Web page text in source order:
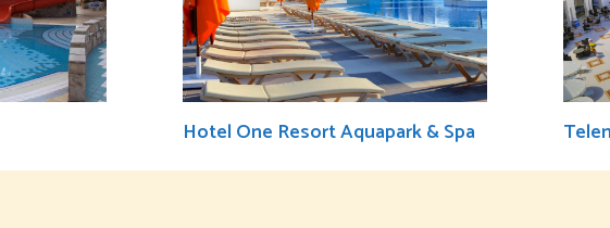
Hotel One Resort Aquapark & Spa